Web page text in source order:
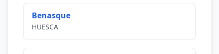
Benasque
HUESCA